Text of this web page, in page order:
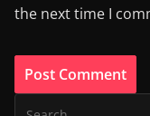
the next time I